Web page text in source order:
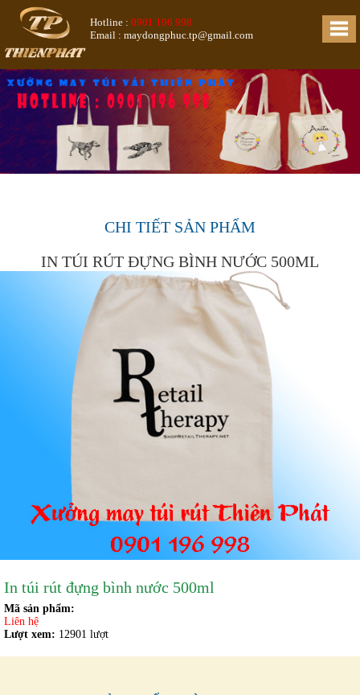
Hotline : 0901 196 998
Email : maydongphuc.tp@gmail.com
CHI TIẾT SẢN PHẨM
IN TÚI RÚT ĐỰNG BÌNH NƯỚC 500ML
In túi rút đựng bình nước 500ml
Mã sản phẩm:
Liên hệ
Lượt xem: 12901 lượt